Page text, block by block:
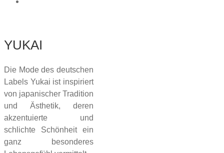
YUKAI
Die Mode des deutschen
Labels Yukai ist inspiriert
von japanischer Tradition
und Ästhetik, deren
akzentuierte und
schlichte Schönheit ein
ganz besonderes